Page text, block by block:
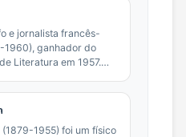
e jornalista francês-
1960), ganhador do
Literatura em 1957.
1955) foi um físico